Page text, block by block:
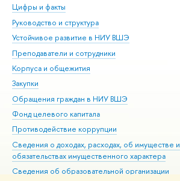
Цифры и факты
Руководство и структура
Устойчивое развитие в НИУ ВШЭ
Преподаватели и сотрудники
Корпуса и общежития
Закупки
Обращения граждан в НИУ ВШЭ
Фонд целевого капитала
Противодействие коррупции
Сведения о доходах, расходах, об имуществе и
обязательствах имущественного характера
Сведения об образовательной организации